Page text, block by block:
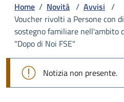
Home / Novità / Avvisi /
Voucher rivolti a Persone con
sostegno familiare nell'ambito
"Dopo di Noi FSE"
Notizia non presente.